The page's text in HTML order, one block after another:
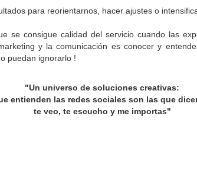
para reorientarnos, hacer ajustes o
se consigue calidad del servicio cuando las
y la comunicación es conocer y
puedan ignorarlo !
"Un universo de soluciones creativas:
entienden las redes sociales son las que
te veo, te escucho y me importas"